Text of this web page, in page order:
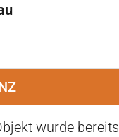
wurde bereits